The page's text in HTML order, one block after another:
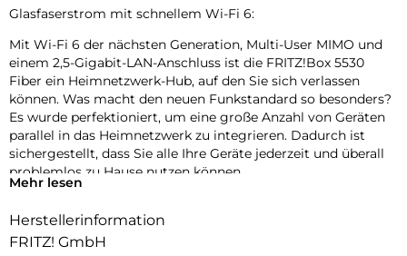
Glasfaserstrom mit schnellem Wi-Fi 6:
Mit Wi-Fi 6 der nächsten Generation, Multi-User MIMO und
einem 2,5-Gigabit-LAN-Anschluss ist die FRITZ!Box 5530
Fiber ein Heimnetzwerk-Hub, auf den Sie sich verlassen
können. Was macht den neuen Funkstandard so besonders?
Es wurde perfektioniert, um eine große Anzahl von Geräten
parallel in das Heimnetzwerk zu integrieren. Dadurch ist
sichergestellt, dass Sie alle Ihre Geräte jederzeit und überall
problemlos zu Hause nutzen können.
Die FRITZ!Box 5530 Fiber unterstützt Mesh-WLAN, sodass
Ihre Videos, Musik und Fotos nahtlos in jeden Winkel Ihres
Mehr lesen
Herstellerinformation
FRITZ! GmbH